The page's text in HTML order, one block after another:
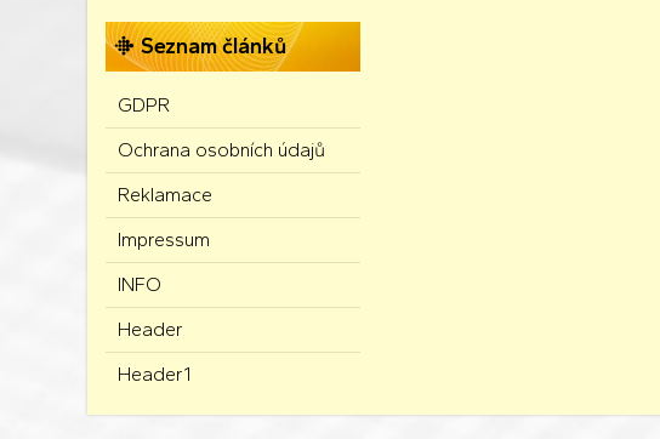
Seznam článků
GDPR
Ochrana osobních údajů
Reklamace
Impressum
INFO
Header
Header1